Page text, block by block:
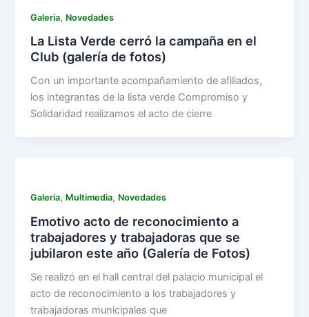
Galeria, Novedades
La Lista Verde cerró la campaña en el
Club (galería de fotos)
Con un importante acompañamiento de afiliados,
los integrantes de la lista verde Compromiso y
Solidaridad realizamos el acto de cierre
Galeria, Multimedia, Novedades
Emotivo acto de reconocimiento a
trabajadores y trabajadoras que se
jubilaron este año (Galería de Fotos)
Se realizó en el hall central del palacio municipal el
acto de reconocimiento a los trabajadores y
trabajadoras municipales que